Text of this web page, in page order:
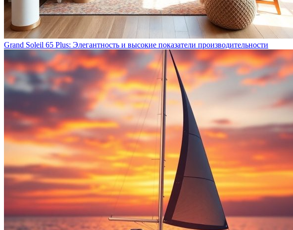
Grand Soleil 65 Plus: Элегантность и высокие показатели производительности